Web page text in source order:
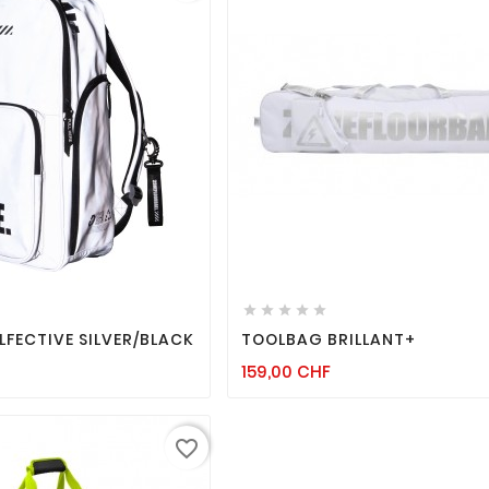
favorite_border 
SILVER/BLACK
    
TOOLBAG BRILLANT+
159,00 CHFPrix
favorite_border